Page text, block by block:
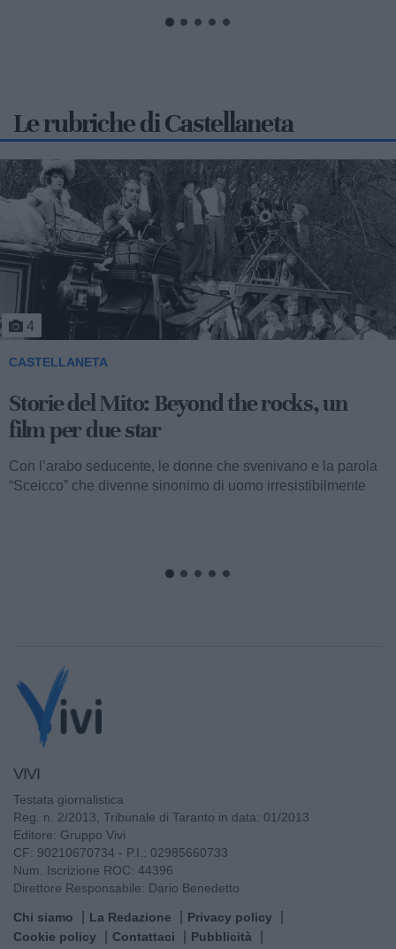
Le rubriche di Castellaneta
5
CASTELLANETA
Storie del Mito: Uno sceicco esuberante
Valentino fu consacrato attore internazionale, come abbiamo
visto, con il film “I quattro cavalieri dell’Apocalisse”. Così
cominciava...
VIVI
Testata giornalistica
Reg. n. 2/2013, Tribunale di Taranto in data: 01/2013
Editore: Gruppo Vivi
CF: 90210670734 - P.I.: 02985660733
Num. Iscrizione ROC: 44396
Direttore Responsabile: Dario Benedetto
Chi siamo La Redazione
Privacy policy
Cookie policy
Contattaci Pubblicità